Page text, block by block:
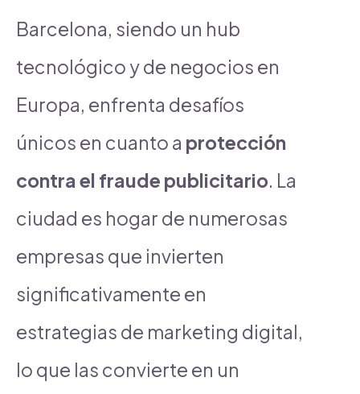
Barcelona, siendo un hub
tecnológico y de negocios en
Europa, enfrenta desafíos
únicos en cuanto a protección
contra el fraude publicitario. La
ciudad es hogar de numerosas
empresas que invierten
significativamente en
estrategias de marketing digital,
lo que las convierte en un